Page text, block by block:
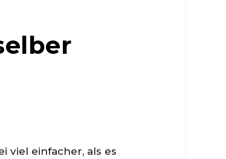
viel einfacher, als es